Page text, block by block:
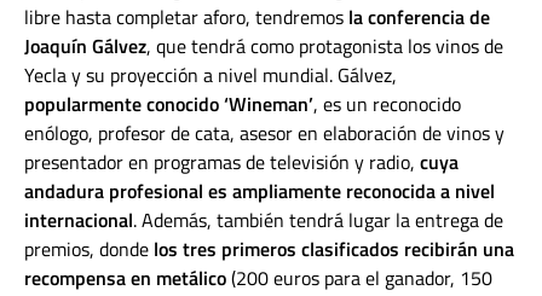
libre hasta completar aforo, tendremos la conferencia de
Joaquín Gálvez, que tendrá como protagonista los vinos de
Yecla y su proyección a nivel mundial. Gálvez,
popularmente conocido ‘Wineman’, es un reconocido
enólogo, profesor de cata, asesor en elaboración de vinos y
presentador en programas de televisión y radio, cuya
andadura profesional es ampliamente reconocida a nivel
internacional. Además, también tendrá lugar la entrega de
premios, donde los tres primeros clasificados recibirán una
recompensa en metálico(200 euros para el ganador, 150